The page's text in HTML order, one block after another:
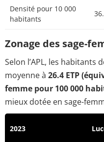
Densité pour 10 000
habitants
Zonage des sage-
Selon l’APL, les habitants
moyenne à 26.4 ETP
femme pour 100 000
mieux dotée en sage-
2023